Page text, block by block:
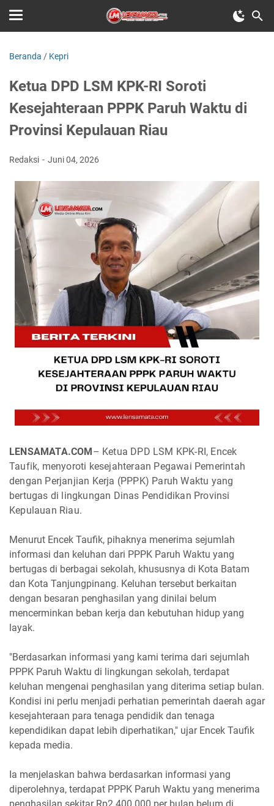
Beranda / Kepri
Ketua DPD LSM KPK-RI Soroti
Kesejahteraan PPPK Paruh Waktu di
Provinsi Kepulauan Riau
Redaksi Juni 04, 2026
LENSAMATA.COM– Ketua DPD LSM KPK-RI, Encek
Taufik, menyoroti kesejahteraan Pegawai Pemerintah
dengan Perjanjian Kerja (PPPK) Paruh Waktu yang
bertugas di lingkungan Dinas Pendidikan Provinsi
Kepulauan Riau.
Menurut Encek Taufik, pihaknya menerima sejumlah
informasi dan keluhan dari PPPK Paruh Waktu yang
bertugas di berbagai sekolah, khususnya di Kota Batam
dan Kota Tanjungpinang. Keluhan tersebut berkaitan
dengan besaran penghasilan yang dinilai belum
mencerminkan beban kerja dan kebutuhan hidup yang
layak.
"Berdasarkan informasi yang kami terima dari sejumlah
PPPK Paruh Waktu di lingkungan sekolah, terdapat
keluhan mengenai penghasilan yang diterima setiap bulan.
Kondisi ini perlu menjadi perhatian pemerintah daerah agar
kesejahteraan para tenaga pendidik dan tenaga
kependidikan dapat lebih diperhatikan," ujar Encek Taufik
kepada media.
Ia menjelaskan bahwa berdasarkan informasi yang
diperolehnya, terdapat PPPK Paruh Waktu yang menerima